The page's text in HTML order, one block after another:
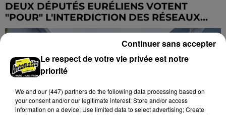
DEUX DÉPUTÉS EURÉLIENS VOTENT
"POUR" L'INTERDICTION DES RÉSEAUX...
Le respect de votre vie privée est notre
priorité
We and our (447) partnersdo the following data processing based on
your consent and/or our legitimate interest: Store and/or access
information on a device; Use limited data to select advertising; Create
Continuer sans accepter